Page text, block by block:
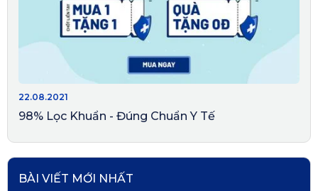
22.08.2021
98% Lọc Khuẩn - Đúng Chuẩn Y Tế
BÀI VIẾT MỚI NHẤT